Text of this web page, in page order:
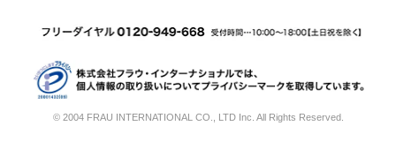
© 2004 FRAU INTERNATIONAL CO., LTD Inc. All Rights Reserved.